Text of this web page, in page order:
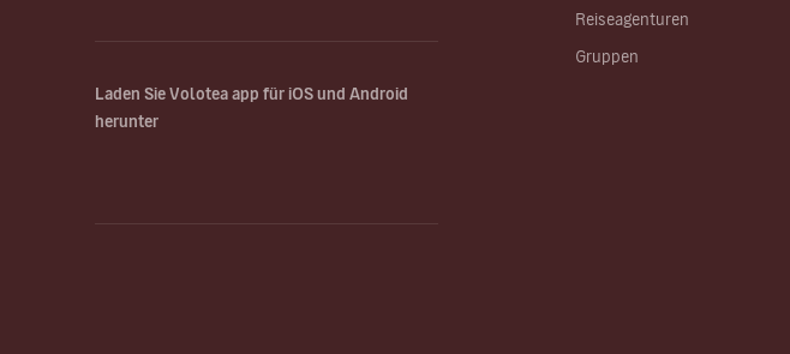
Reiseagenturen
Gruppen
Laden Sie Volotea app für iOS und Android
herunter